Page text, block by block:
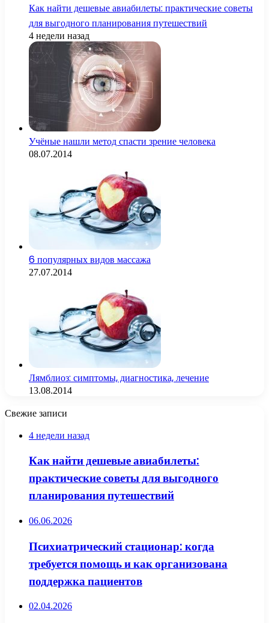
Как найти дешевые авиабилеты: практические советы
для выгодного планирования путешествий
4 недели назад
Учёные нашли метод спасти зрение человека
08.07.2014
6 популярных видов массажа
27.07.2014
Лямблиоз: симптомы, диагностика, лечение
13.08.2014
Свежие записи
4 недели назад
Как найти дешевые авиабилеты:
практические советы для выгодного
планирования путешествий
06.06.2026
Психиатрический стационар: когда
требуется помощь и как организована
поддержка пациентов
02.04.2026